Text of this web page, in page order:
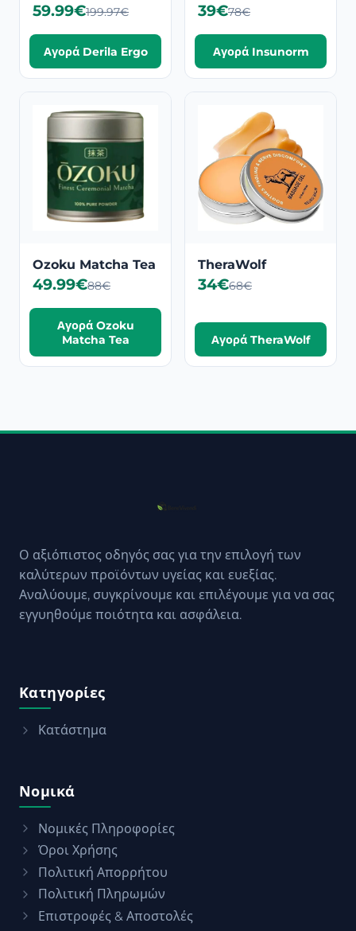
59.99€199.97€
Αγορά Derila Ergo
39€78€
Αγορά Insunorm
Ozoku Matcha Tea
49.99€88€
Αγορά Ozoku
Matcha Tea
TheraWolf
34€68€
Αγορά TheraWolf
Ο αξιόπιστος οδηγός σας για την επιλογή των
καλύτερων προϊόντων υγείας και ευεξίας.
Αναλύουμε, συγκρίνουμε και επιλέγουμε για να σας
εγγυηθούμε ποιότητα και ασφάλεια.
Κατηγορίες
Κατάστημα
Νομικά
Νομικές Πληροφορίες
Όροι Χρήσης
Πολιτική Απορρήτου
Πολιτική Πληρωμών
Επιστροφές & Αποστολές